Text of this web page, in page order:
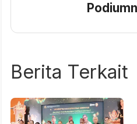
Berita Terkait